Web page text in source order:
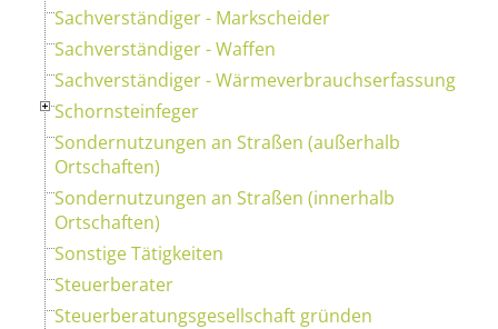
Sachverständiger - Markscheider
Sachverständiger - Waffen
Sachverständiger - Wärmeverbrauchserfassung
Schornsteinfeger
Sondernutzungen an Straßen (außerhalb
Ortschaften)
Sondernutzungen an Straßen (innerhalb
Ortschaften)
Sonstige Tätigkeiten
Steuerberater
Steuerberatungsgesellschaft gründen